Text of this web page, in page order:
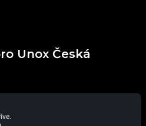
Unox Česká